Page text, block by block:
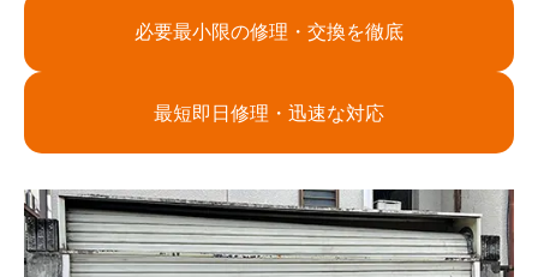
必要最小限の修理・交換を徹底
最短即日修理・迅速な対応